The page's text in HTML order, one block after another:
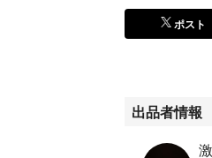
チャーハン・
ドレッシング
Ｌ－グルタミ
ポスト
出品者情報